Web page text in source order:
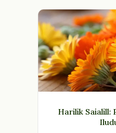
Harilik Saialill: